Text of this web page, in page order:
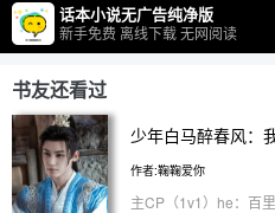
话本小说无广告纯净版
新手免费 离线下载 无网阅读
书友还看过
少年白马醉春风：
作者:鞠鞠爱你
主CP（1v1）he：百